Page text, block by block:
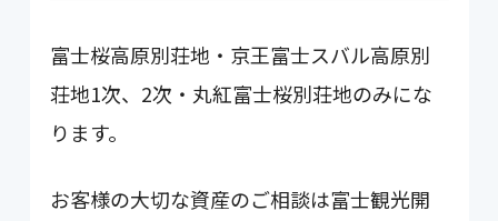
富士桜高原別荘地・京王富士スバル高原別
荘地1次、2次・丸紅富士桜別荘地のみにな
ります。
お客様の大切な資産のご相談は富士観光開